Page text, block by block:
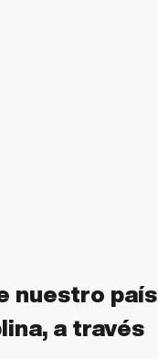
nuestro país
a través